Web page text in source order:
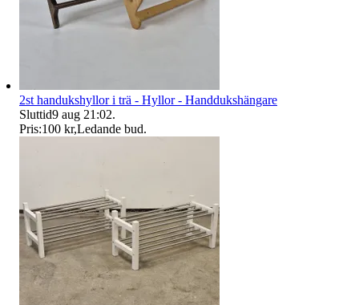
2st handukshyllor i trä - Hyllor - Handdukshängare
Sluttid9 aug 21:02.
Pris:100 kr,Ledande bud.